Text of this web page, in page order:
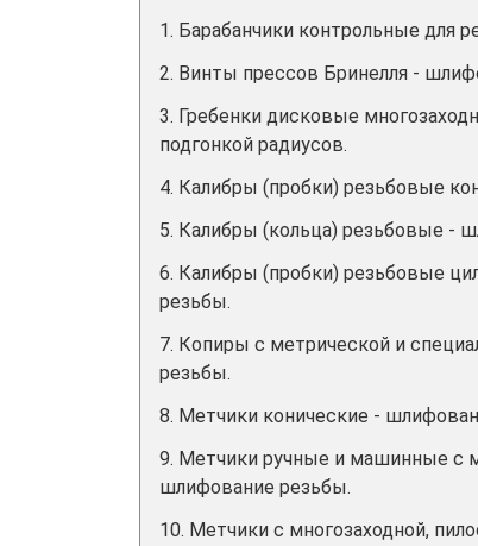
1. Барабанчики контрольные для
2. Винты прессов Бринелля -
3. Гребенки дисковые
подгонкой радиусов.
4. Калибры (пробки) резьбовые
5. Калибры (кольца) резьбовые -
6. Калибры (пробки) резьбовые
резьбы.
7. Копиры с метрической и
резьбы.
8. Метчики конические -
9. Метчики ручные и машинные с
шлифование резьбы.
10. Метчики с многозаходной,